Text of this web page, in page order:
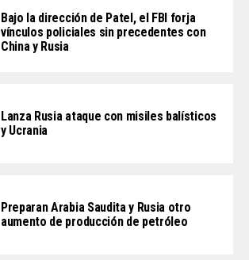
Bajo la dirección de Patel, el FBI forja
vínculos policiales sin precedentes con
China y Rusia
Lanza Rusia ataque con misiles balísticos
y Ucrania
Preparan Arabia Saudita y Rusia otro
aumento de producción de petróleo